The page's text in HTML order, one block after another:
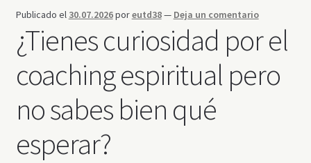
Tienda
Publicado el 30.07.2026poreutd38— Deja un comentario
¿Tienes curiosidad por el
coaching espiritual pero
no sabes bien qué
esperar?